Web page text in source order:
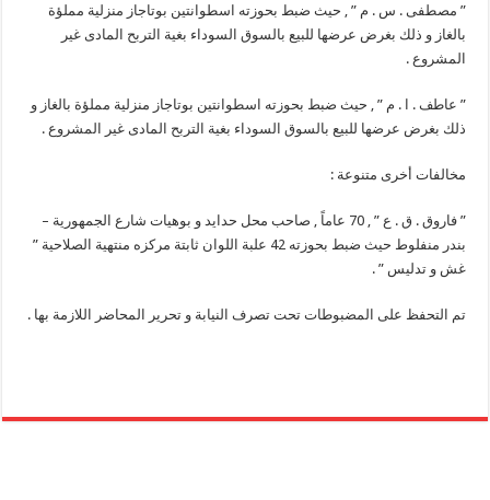
” مصطفى . س . م ” , حيث ضبط بحوزته اسطوانتين بوتاجاز منزلية مملؤة
بالغاز و ذلك بغرض عرضها للبيع بالسوق السوداء بغية التربح المادى غير
المشروع .
” عاطف . ا . م ” , حيث ضبط بحوزته اسطوانتين بوتاجاز منزلية مملؤة بالغاز و
ذلك بغرض عرضها للبيع بالسوق السوداء بغية التربح المادى غير المشروع .
مخالفات أخرى متنوعة :
” فاروق . ق . ع ” , 70 عاماً , صاحب محل حدايد و بوهيات شارع الجمهورية –
بندر منفلوط حيث ضبط بحوزته 42 علبة اللوان ثابتة مركزه منتهية الصلاحية ”
غش و تدليس ” .
تم التحفظ على المضبوطات تحت تصرف النيابة و تحرير المحاضر اللازمة بها .